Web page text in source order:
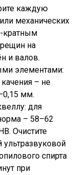
каждую
механических
кратным
на
и валов.
элементами:
– не
мм.
для
– 58–62
Очистите
ультразвуковой
спирта
при